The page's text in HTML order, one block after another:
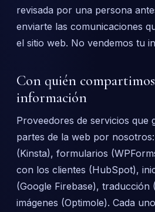
revisada por una persona
enviarte las comunicaciones
el sitio web. No vendemos tu
Con quién compartimos
información
Proveedores de servicios que
partes de la web por
(Kinsta), formularios
con los clientes (HubSpot),
(Google Firebase), traducción
imágenes (Optimole). Cada